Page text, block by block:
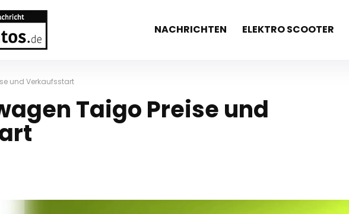
NACHRICHTEN ELEKTRO SCOOTER
und Verkaufsstart
Taigo Preise und